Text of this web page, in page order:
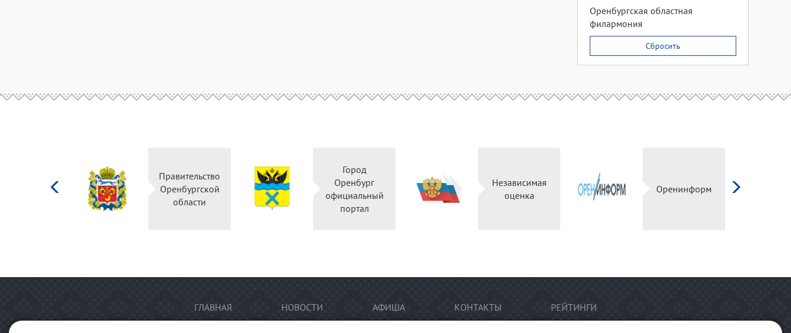
Оренбургская областная
филармония
Сбросить
Правительство
Оренбургской
области
Город
Оренбург
официальный
портал
Независимая
оценка
Оренинформ
ГЛАВНАЯ НОВОСТИ АФИША КОНТАКТЫ РЕЙТИНГИ